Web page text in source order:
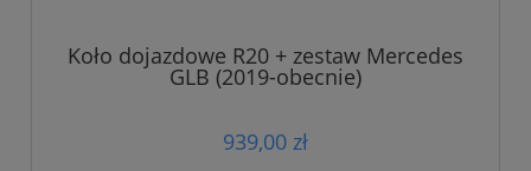
Koło dojazdowe R20 + zestaw Mercedes
GLB (2019-obecnie)
939,00 zł